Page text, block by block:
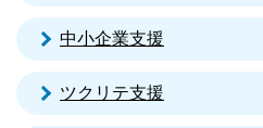
中小企業支援
ツクリテ支援